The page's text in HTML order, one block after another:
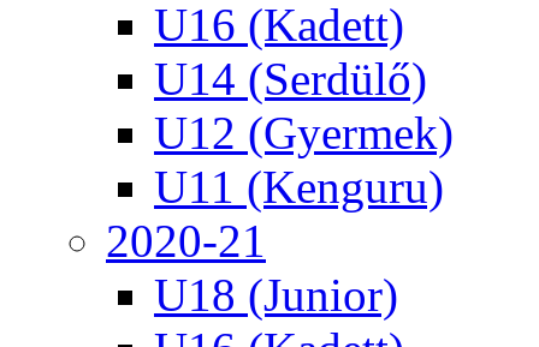
U16 (Kadett)
U14 (Serdülő)
U12 (Gyermek)
U11 (Kenguru)
2020-21
U18 (Junior)